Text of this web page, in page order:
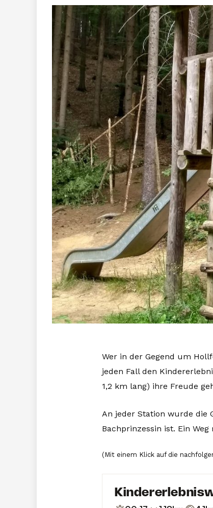
Wer in der Gegend um
jeden Fall den
1,2 km lang) ihre Freude
An jeder Station wurde die
Bachprinzessin ist. Ein
(Mit einem Klick auf die